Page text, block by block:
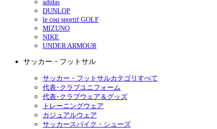
adidas
DUNLOP
le coq sportif GOLF
MIZUNO
NIKE
UNDER ARMOUR
サッカー・フットサル
サッカー・フットサルカテゴリすべて
代表･クラブユニフォーム
代表･クラブウェア＆グッズ
トレーニングウェア
カジュアルウェア
サッカースパイク・シューズ